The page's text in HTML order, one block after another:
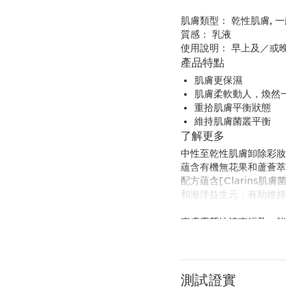
肌膚類型： 乾性肌膚,
質感： 乳液
使用說明： 早上及／或
產品特點
肌膚更保濕
肌膚柔軟動人，煥然
重拾肌膚平衡狀態
維持肌膚菌叢平衡
了解更多
中性至乾性肌膚卸除彩妝
蘊含有機無花果和蘆薈
配方蘊含[Clarins肌膚
和海洋益生元，有助維
爽膚露質地清爽輕盈，
首次採用全新環保補充
嶄新科研
測試證實